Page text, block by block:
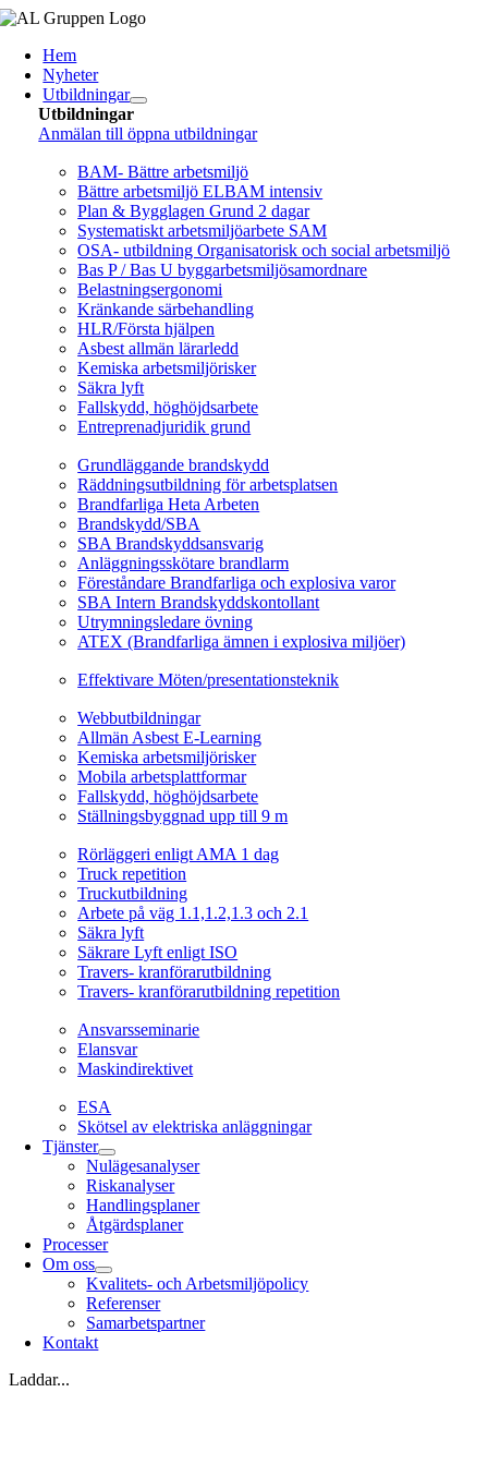
Fortsätt
innehållet
Hem
Nyheter
Utbildningar
Utbildningar
Anmälan till öppna utbildningar
BAM- Bättre arbetsmiljö
Bättre arbetsmiljö ELBAM intensiv
Plan & Bygglagen Grund 2 dagar
Systematiskt arbetsmiljöarbete SAM
OSA- utbildning Organisatorisk och social arbetsmiljö
Bas P / Bas U byggarbetsmiljösamordnare
Belastningsergonomi
Kränkande särbehandling
HLR/Första hjälpen
Asbest allmän lärarledd
Kemiska arbetsmiljörisker
Säkra lyft
Fallskydd, höghöjdsarbete
Entreprenadjuridik grund
Grundläggande brandskydd
Räddningsutbildning för arbetsplatsen
Brandfarliga Heta Arbeten
Brandskydd/SBA
SBA Brandskyddsansvarig
Anläggningsskötare brandlarm
Föreståndare Brandfarliga och explosiva varor
SBA Intern Brandskyddskontollant
Utrymningsledare övning
ATEX (Brandfarliga ämnen i explosiva miljöer)
Effektivare Möten/presentationsteknik
Webbutbildningar
Allmän Asbest E-Learning
Kemiska arbetsmiljörisker
Mobila arbetsplattformar
Fallskydd, höghöjdsarbete
Ställningsbyggnad upp till 9 m
Rörläggeri enligt AMA 1 dag
Truck repetition
Truckutbildning
Arbete på väg 1.1,1.2,1.3 och 2.1
Säkra lyft
Säkrare Lyft enligt ISO
Travers- kranförarutbildning
Travers- kranförarutbildning repetition
Ansvarsseminarie
Elansvar
Maskindirektivet
ESA
Skötsel av elektriska anläggningar
Tjänster
Nulägesanalyser
Riskanalyser
Handlingsplaner
Åtgärdsplaner
Processer
Om oss
Kvalitets- och Arbetsmiljöpolicy
Referenser
Samarbetspartner
Kontakt
Laddar...